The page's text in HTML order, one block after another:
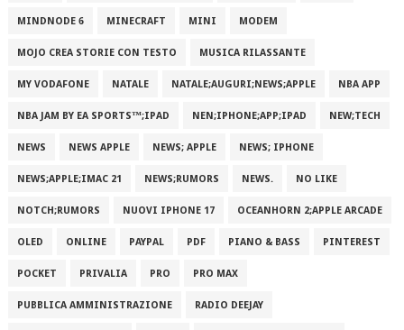
MINDNODE 6 MINECRAFT MINI MODEM
MOJO CREA STORIE CON TESTO MUSICA RILASSANTE
MY VODAFONE NATALE NATALE;AUGURI;NEWS;APPLE NBA APP
NBA JAM BY EA SPORTS™;IPAD NEN;IPHONE;APP;IPAD NEW;TECH
NEWS NEWS APPLE NEWS; APPLE NEWS; IPHONE
NEWS;APPLE;IMAC 21 NEWS;RUMORS NEWS. NO LIKE
NOTCH;RUMORS NUOVI IPHONE 17 OCEANHORN 2;APPLE ARCADE
OLED ONLINE PAYPAL PDF PIANO & BASS PINTEREST
POCKET PRIVALIA PRO PRO MAX
PUBBLICA AMMINISTRAZIONE RADIO DEEJAY